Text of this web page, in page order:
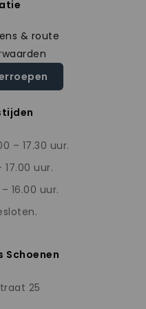
& route
– 17.30 uur.
17.00 uur.
16.00 uur.
Schoenen
25